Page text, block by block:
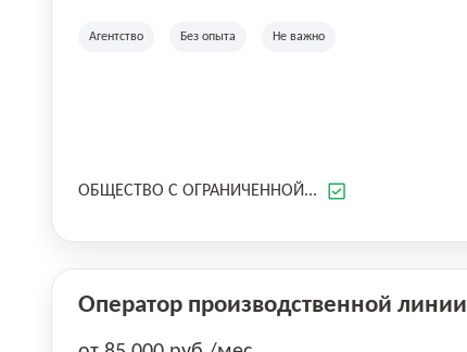
Агентство Без опыта Не важно
ОБЩЕСТВО С ОГРАНИЧЕННОЙ...
Оператор производственной линии